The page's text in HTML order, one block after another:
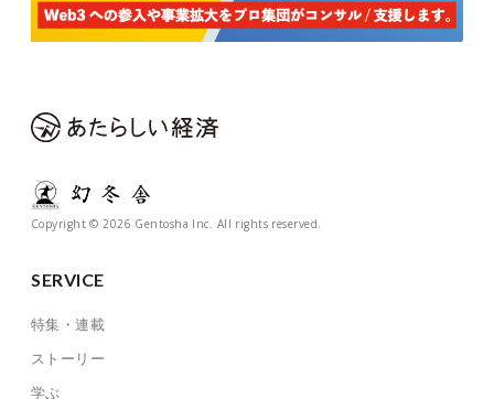
Copyright © 2026 Gentosha Inc. All rights reserved.
SERVICE
特集・連載
ストーリー
学ぶ